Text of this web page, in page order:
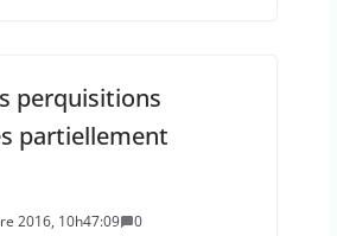
perquisitions
partiellement
2016, 10h47:09 0